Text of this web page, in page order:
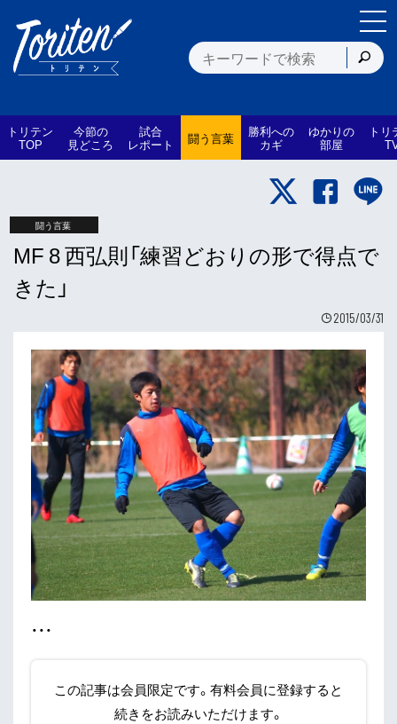
トリテン
TOP
今節の
見どころ
試合
レポート 闘う言葉 勝利への
カギ
ゆかりの
部屋
トリ
闘う言葉
MF 8 西弘則「練習どおりの形で得点で
きた」
2015/03/31
・・・
この記事は会員限定です。有料会員に登録すると
続きをお読みいただけます。